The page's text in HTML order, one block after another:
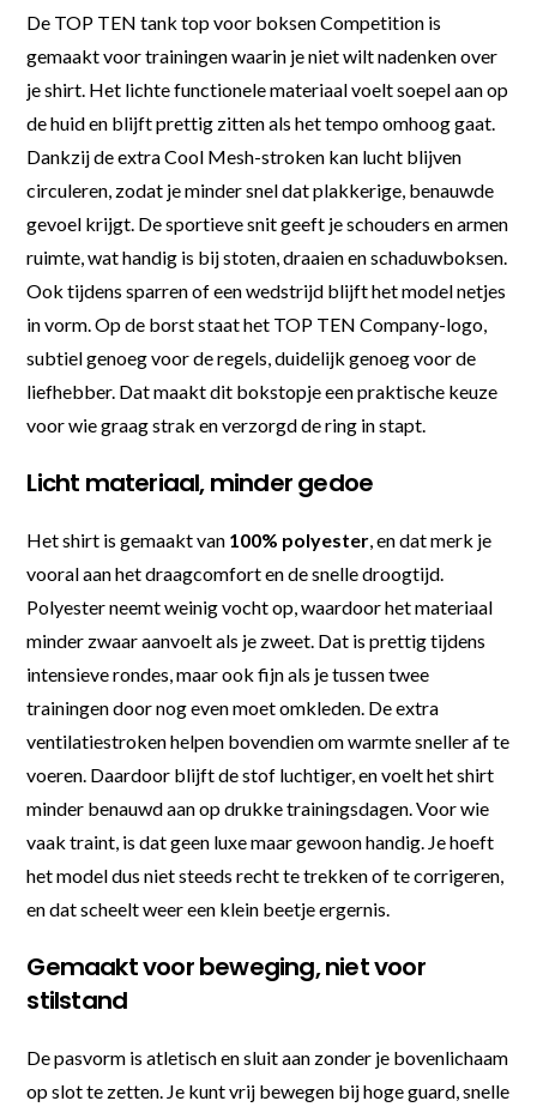
De TOP TEN tank top voor boksen Competition is
gemaakt voor trainingen waarin je niet wilt nadenken over
je shirt. Het lichte functionele materiaal voelt soepel aan op
de huid en blijft prettig zitten als het tempo omhoog gaat.
Dankzij de extra Cool Mesh-stroken kan lucht blijven
circuleren, zodat je minder snel dat plakkerige, benauwde
gevoel krijgt. De sportieve snit geeft je schouders en armen
ruimte, wat handig is bij stoten, draaien en schaduwboksen.
Ook tijdens sparren of een wedstrijd blijft het model netjes
in vorm. Op de borst staat het TOP TEN Company-logo,
subtiel genoeg voor de regels, duidelijk genoeg voor de
liefhebber. Dat maakt dit bokstopje een praktische keuze
voor wie graag strak en verzorgd de ring in stapt.
Licht materiaal, minder gedoe
Het shirt is gemaakt van 100% polyester, en dat merk je
vooral aan het draagcomfort en de snelle droogtijd.
Polyester neemt weinig vocht op, waardoor het materiaal
minder zwaar aanvoelt als je zweet. Dat is prettig tijdens
intensieve rondes, maar ook fijn als je tussen twee
trainingen door nog even moet omkleden. De extra
ventilatiestroken helpen bovendien om warmte sneller af te
voeren. Daardoor blijft de stof luchtiger, en voelt het shirt
minder benauwd aan op drukke trainingsdagen. Voor wie
vaak traint, is dat geen luxe maar gewoon handig. Je hoeft
het model dus niet steeds recht te trekken of te corrigeren,
en dat scheelt weer een klein beetje ergernis.
Gemaakt voor beweging, niet voor
stilstand
De pasvorm is atletisch en sluit aan zonder je bovenlichaam
op slot te zetten. Je kunt vrij bewegen bij hoge guard, snelle